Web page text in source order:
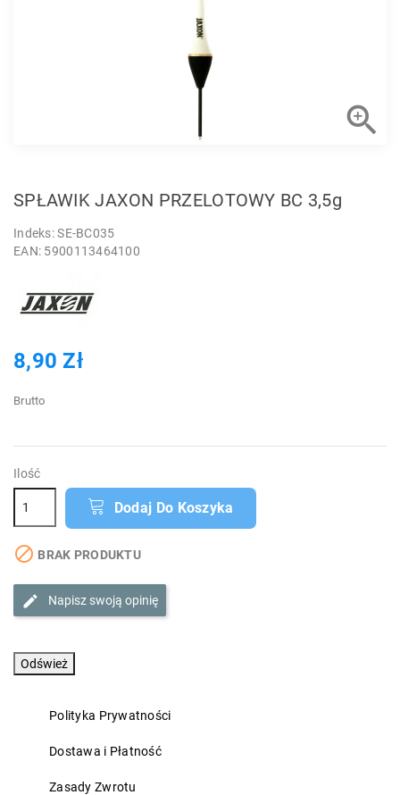

SPŁAWIK JAXON PRZELOTOWY BC 3,5g
Indeks: SE-BC035
EAN: 5900113464100
8,90 Zł
Brutto
Ilość
Dodaj Do Koszyka
 BRAK PRODUKTU
Napisz swoją opinię
Polityka Prywatności
Dostawa i Płatność
Zasady Zwrotu